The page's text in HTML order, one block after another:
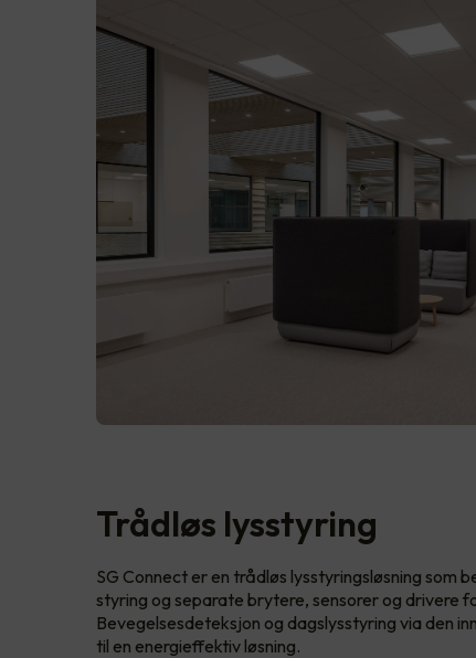
Trådløs lysstyring
SG Connect er en trådløs lysstyringsløsning som
styring og separate brytere, sensorer og drivere
Bevegelsesdeteksjon og dagslysstyring via den
til en energieffektiv løsning.